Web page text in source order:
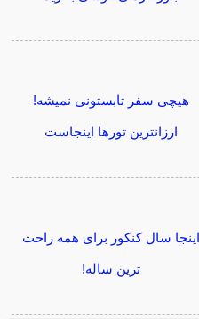
هیچی سفر تابستونی نمیشه!
ارزانترین تورها اینجاست
اینجا سال کنکور برای همه راحت
ترین ساله!